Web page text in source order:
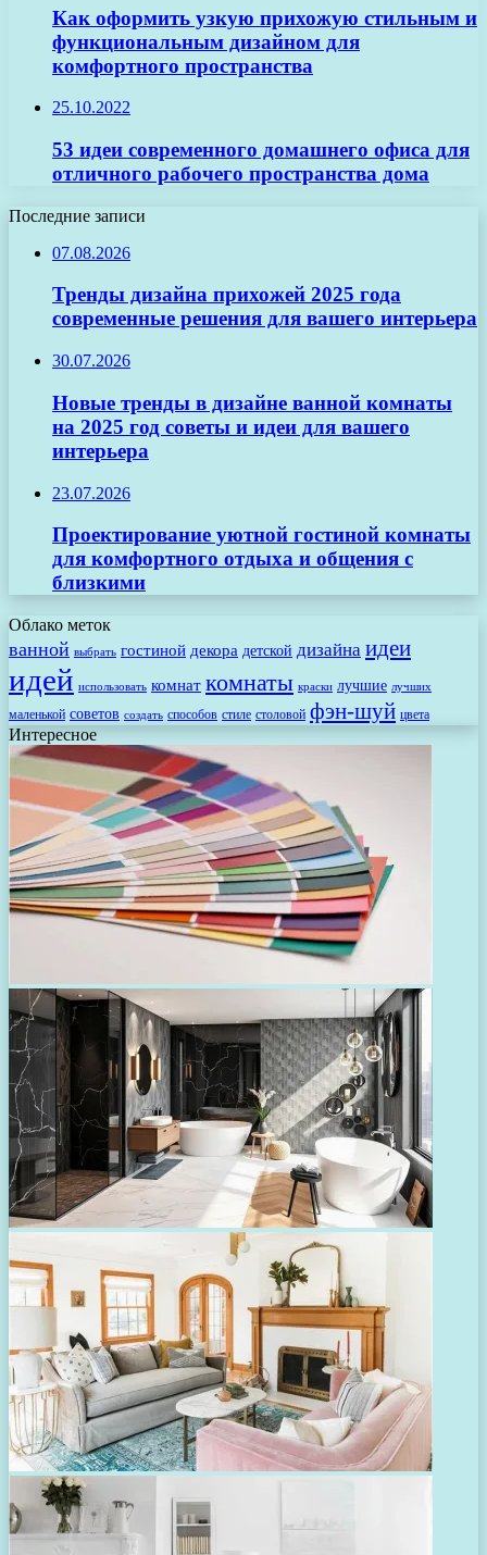
Как оформить узкую прихожую стильным и
функциональным дизайном для
комфортного пространства
25.10.2022
53 идеи современного домашнего офиса для
отличного рабочего пространства дома
Последние записи
07.08.2026
Тренды дизайна прихожей 2025 года
современные решения для вашего интерьера
30.07.2026
Новые тренды в дизайне ванной комнаты
на 2025 год советы и идеи для вашего
интерьера
23.07.2026
Проектирование уютной гостиной комнаты
для комфортного отдыха и общения с
близкими
Облако меток
ванной выбрать гостиной декора детской дизайна идеи
идей использовать комнат комнаты краски лучшие лучших
маленькой советов создать способов стиле столовой фэн-шуй цвета
Интересное